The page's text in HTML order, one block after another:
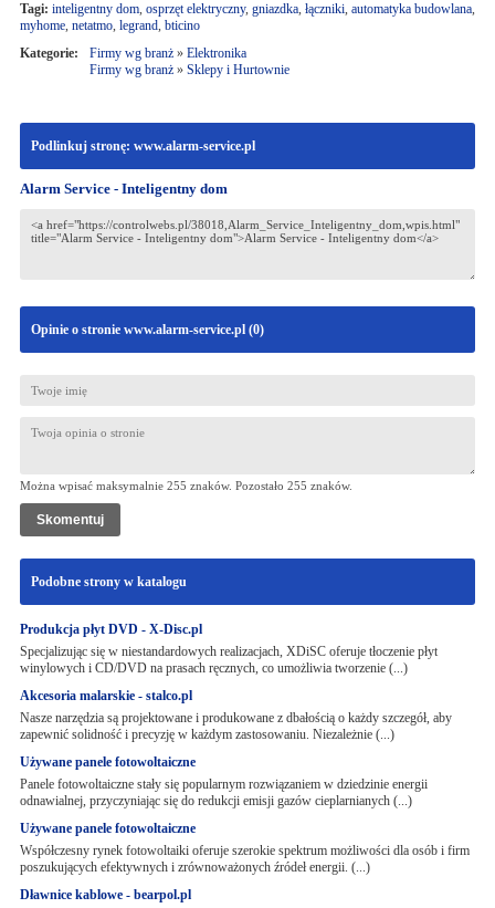
Tagi: inteligentny dom, osprzęt elektryczny, gniazdka, łączniki, automatyka budowlana,
myhome, netatmo, legrand, bticino
Kategorie:
Firmy wg branż» Elektronika
Firmy wg branż» Sklepy i Hurtownie
Podlinkuj stronę: www.alarm-service.pl
Alarm Service - Inteligentny dom
Opinie o stronie www.alarm-service.pl (0)
Można wpisać maksymalnie 255 znaków. Pozostało 255 znaków.
Podobne strony w katalogu
Produkcja płyt DVD - X-Disc.pl
Specjalizując się w niestandardowych realizacjach, XDiSC oferuje tłoczenie płyt
winylowych i CD/DVD na prasach ręcznych, co umożliwia tworzenie (...)
Akcesoria malarskie - stalco.pl
Nasze narzędzia są projektowane i produkowane z dbałością o każdy szczegół, aby
zapewnić solidność i precyzję w każdym zastosowaniu. Niezależnie (...)
Używane panele fotowoltaiczne
Panele fotowoltaiczne stały się popularnym rozwiązaniem w dziedzinie energii
odnawialnej, przyczyniając się do redukcji emisji gazów cieplarnianych (...)
Używane panele fotowoltaiczne
Współczesny rynek fotowoltaiki oferuje szerokie spektrum możliwości dla osób i firm
poszukujących efektywnych i zrównoważonych źródeł energii. (...)
Dławnice kablowe - bearpol.pl